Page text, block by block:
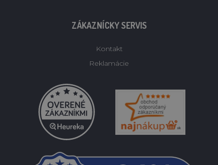
ZÁKAZNÍCKY SERVIS
Kontakt
Reklamácie